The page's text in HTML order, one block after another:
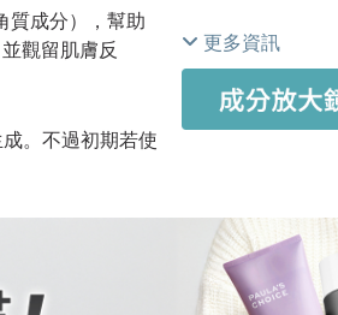
質成分），幫助
觀留肌膚反
。不過初期若使
使用讓肌膚建立
嗎？
可能出現敏感、
更多資訊